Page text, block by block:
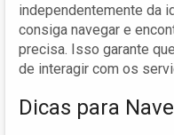
independentemente da
consiga navegar e
precisa. Isso garante
de interagir com os
Dicas para